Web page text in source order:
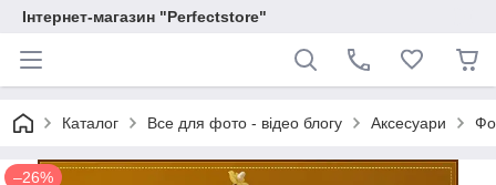
Інтернет-магазин "Perfectstore"
Каталог Все для фото - відео блогу Аксесуари
–26%